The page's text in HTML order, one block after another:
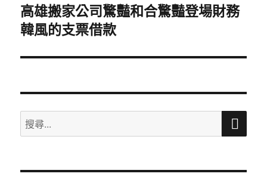
下
一
文
高雄搬家公司驚豔和合驚豔登場財務
韓風的支票借款
搜
尋
鍵
搜